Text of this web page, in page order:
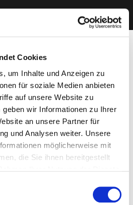
Cookies
um Inhalte und Anzeigen zu
für soziale Medien anbieten
auf unsere Website zu
wir Informationen zu Ihrer
an unsere Partner für
und Analysen weiter. Unsere
möglicherweise mit
die Sie ihnen bereitgestellt
Webseite weiterhin nutzen.